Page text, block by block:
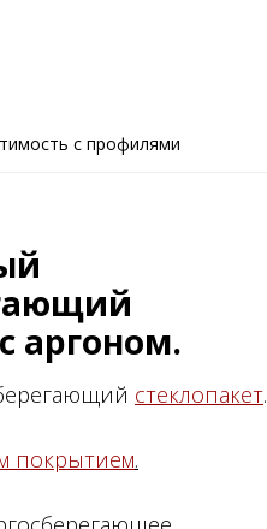
с профилями
аргоном.
стеклопакет.
покрытием.